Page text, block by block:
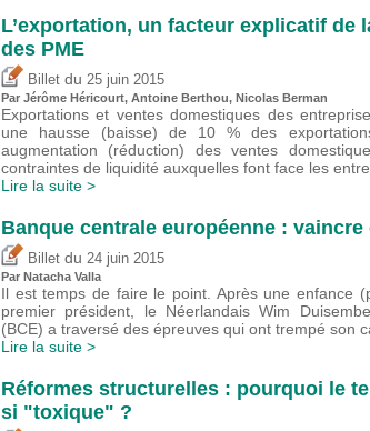
L’exportation, un facteur explicatif de
des PME
Billet du 25 juin 2015
Par Jérôme Héricourt, Antoine Berthou, Nicolas Berman
Exportations et ventes domestiques des
une hausse (baisse) de 10 % des
augmentation (réduction) des ventes
contraintes de liquidité auxquelles font face les
Lire la suite >
Banque centrale européenne :
Billet du 24 juin 2015
Par Natacha Valla
Il est temps de faire le point. Après une enfance
premier président, le Néerlandais Wim
(BCE) a traversé des épreuves qui ont trempé son
Lire la suite >
Réformes structurelles : pourquoi le
si "toxique" ?